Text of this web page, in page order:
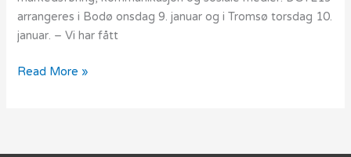
arrangeres i Bodø onsdag 9. januar og i Tromsø torsdag 10.
januar. – Vi har fått
Read More »